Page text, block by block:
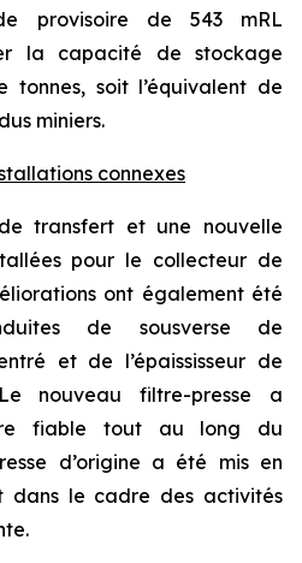
provisoire de 543 mRL
la capacité de stockage
tonnes, soit l’équivalent de
miniers.
connexes
transfert et une nouvelle
pour le collecteur de
ont également été
de sousverse de
et de l’épaississeur de
nouveau filtre-presse a
fiable tout au long du
d’origine a été mis en
dans le cadre des activités